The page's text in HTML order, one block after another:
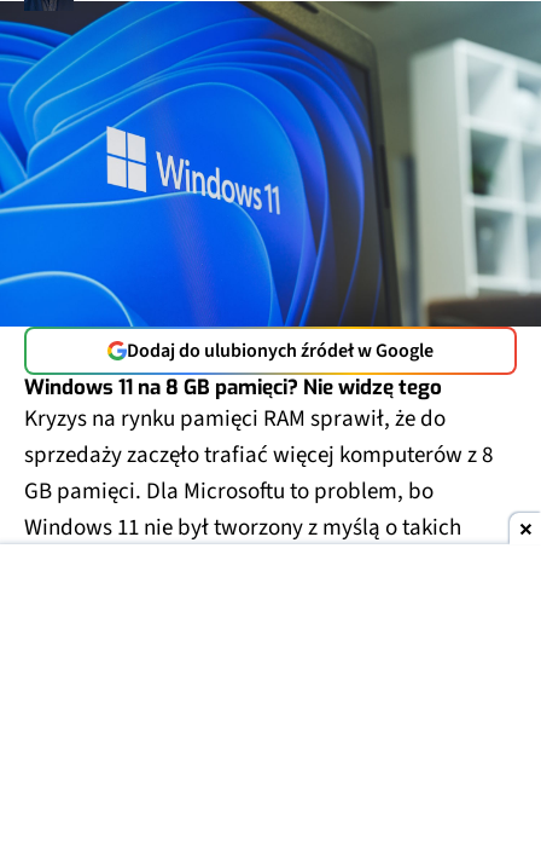
Dodaj do ulubionych źródeł w Google
Windows 11 na 8 GB pamięci? Nie widzę tego
Kryzys na rynku pamięci RAM sprawił, że do
sprzedaży zaczęło trafiać więcej komputerów z 8
GB pamięci. Dla Microsoftu to problem, bo
Windows 11 nie był tworzony z myślą o takich